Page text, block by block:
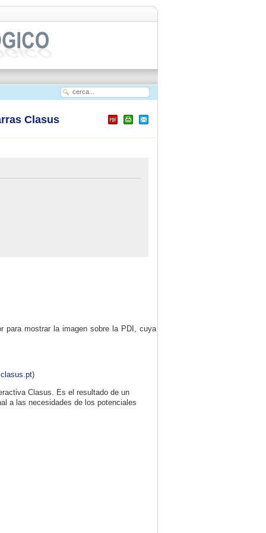
Clasus
para mostrar la imagen sobre la PDI, cuya
)
Clasus. Es el resultado de un
a las necesidades de los potenciales